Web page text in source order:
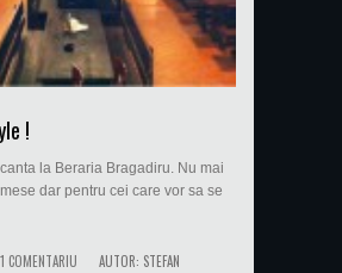
!
la Beraria Bragadiru. Nu mai
dar pentru cei care vor sa se
1 COMENTARIU AUTOR: STEFAN